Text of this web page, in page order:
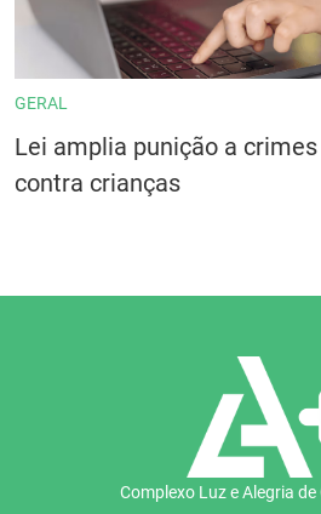
GERAL
Lei amplia punição a
contra crianças
Complexo Luz e Alegria